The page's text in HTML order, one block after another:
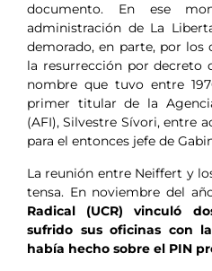
documento. En ese
administración de La
demorado, en parte, por los
la resurrección por decreto
nombre que tuvo entre
primer titular de la
(AFI), Silvestre Sívori, entre
para el entonces jefe de
La reunión entre Neiffert y
tensa. En noviembre del
Radical (UCR) vinculó
sufrido sus oficinas con
había hecho sobre el PIN